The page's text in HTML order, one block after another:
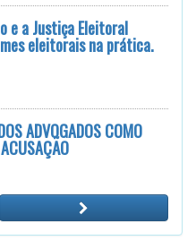
e a Justiça Eleitoral
eleitorais na prática.
ADVOGADOS COMO
DOMÉSTICA,